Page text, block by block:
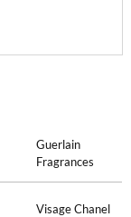
Guerlain
Fragrances
Visage Chanel